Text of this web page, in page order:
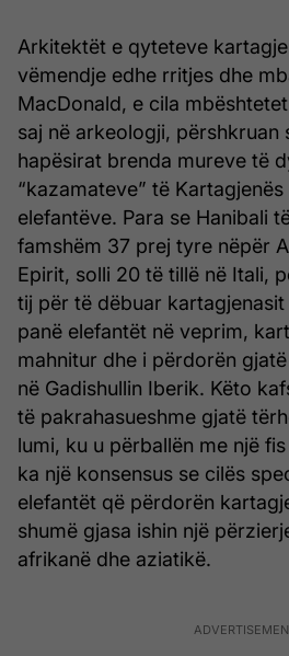
Arkitektët e qyteteve
vëmendje edhe rritjes dhe
MacDonald, e cila
saj në arkeologji, përshkruan
hapësirat brenda mureve të
“kazamateve” të
elefantëve. Para se Hanibali
famshëm 37 prej tyre nëpër
Epirit, solli 20 të tillë në Itali,
tij për të dëbuar kartagjenasit
panë elefantët në veprim,
mahnitur dhe i përdorën
në Gadishullin Iberik. Këto
të pakrahasueshme gjatë
lumi, ku u përballën me një
ka një konsensus se cilës
elefantët që përdorën
shumë gjasa ishin një
afrikanë dhe aziatikë.